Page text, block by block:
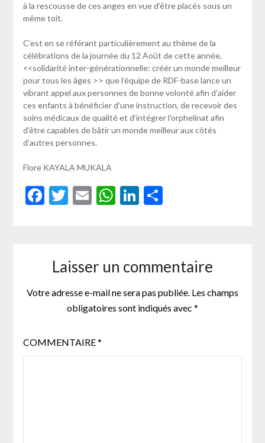
à la rescousse de ces anges en vue d’être placés sous un
même toit.
C’est en se référant particulièrement au thème de la
célébrations de la journée du 12 Août de cette année,
<<solidarité inter-générationnelle: créér un monde meilleur
pour tous les âges >> que l’équipe de RDF-base lance un
vibrant appel aux personnes de bonne volonté afin d’aider
ces enfants à bénéficier d’une instruction, de recevoir des
soins médicaux de qualité et d’intégrer l’orphelinat afin
d’être capables de bâtir un monde meilleur aux côtés
d’autres personnes.
Flore KAYALA MUKALA
Facebook
Twitter
EmailWhatsApp
LinkedIn
Partager
Laisser un commentaire
Votre adresse e-mail ne sera pas publiée. Les champs
obligatoires sont indiqués avec *
COMMENTAIRE*